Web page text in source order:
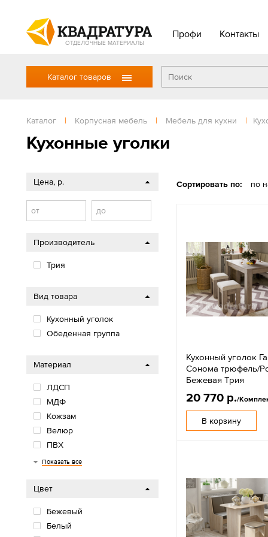
ОТДЕЛОЧНЫЕ МАТЕРИАЛЫ
Профи Контакты
Каталог товаров
Каталог | Корпусная мебель | Мебель для кухни |
Кухонные уголки
Сортировать по: по
Кухонный уголок
Сонома трюфель/
Бежевая Трия
20 770 р./
В корзину
Цена, р.
от до
Производитель
Трия
Вид товара
Кухонный уголок
Обеденная группа
Материал
ЛДСП
МДФ
Кожзам
Велюр
ПВХ
ДСП
Рогожка
Микровелюр
Фанера
Скотчгард
Пластик
Бук
Металл
Дерево
Ткань
Экокожа
Показать все
Цвет
Бежевый
Белый